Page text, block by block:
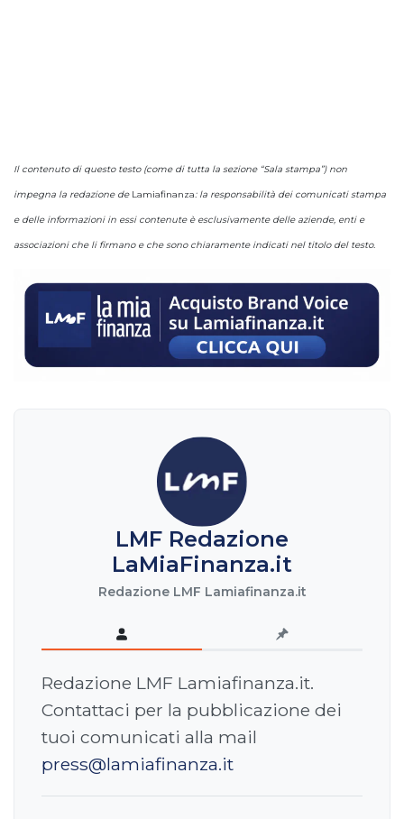
Il contenuto di questo testo (come di tutta la sezione “Sala stampa”) non
impegna la redazione de Lamiafinanza: la responsabilità dei comunicati stampa
e delle informazioni in essi contenute è esclusivamente delle aziende, enti e
associazioni che li firmano e che sono chiaramente indicati nel titolo del testo.
LMF Redazione
LaMiaFinanza.it
Redazione LMF Lamiafinanza.it
Redazione LMF Lamiafinanza.it.
Contattaci per la pubblicazione dei
tuoi comunicati alla mail
press@lamiafinanza.it